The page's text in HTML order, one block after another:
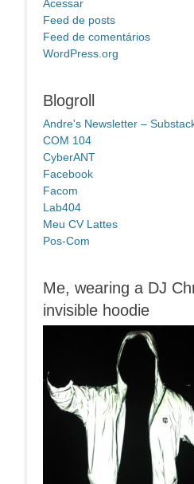
Acessar
Feed de posts
Feed de comentários
WordPress.org
Blogroll
Andre's Newsletter –
COM 104
CyberANT
Facebook
Facom
Lab404
Meu CV Lattes
Pos-Com
Me, wearing a DJ
invisible hoodie